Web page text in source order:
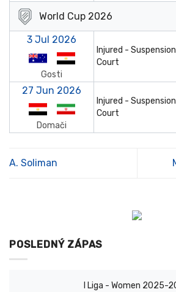
World Cup 2026
3 Jul 2026
Gosti
Injured -
Court
27 Jun 2026
Domači
Injured -
Court
A. Soliman
POSLEDNÝ ZÁPAS
I Liga - Women 2025-